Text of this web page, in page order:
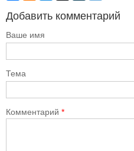
Добавить комментарий
Ваше имя
Тема
Комментарий *